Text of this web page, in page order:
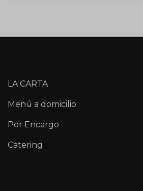
LA CARTA
Menú a domicilio
Por Encargo
Catering